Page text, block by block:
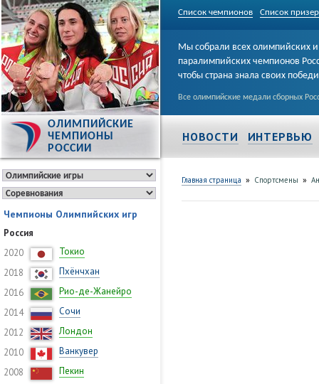
Список чемпионов Список
ОЛИМПИЙСКИЕ
ЧЕМПИОНЫ
РОССИИ
Мы собрали всех олимпийских и
паралимпийских чемпионов
чтобы страна знала своих
Все олимпийские медали сборных
НОВОСТИ ИНТЕРВЬЮ
Чемпионы Олимпийских игр
Россия
2020
Токио
2018
Пхёнчхан
2016
Рио-де-Жанейро
2014
Сочи
2012
Лондон
2010
Ванкувер
2008
Пекин
Главная страница » Спортсмены »